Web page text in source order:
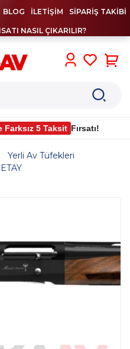
BLOG İLETİŞİM SİPARİŞ TAKİBİ
NASIL ÇIKARILIR?
Farksız 5 Taksit Fırsatı!
Yerli Av Tüfekleri